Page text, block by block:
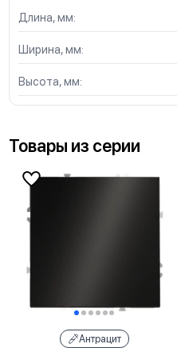
Длина, мм:
Ширина, мм:
Высота, мм:
Товары из серии
Антрацит